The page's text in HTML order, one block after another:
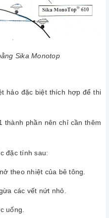
Sika Monotop
hảo đặc biệt thích hợp để thi
thành phần nên chỉ cần thêm
đặc tính sau:
theo nhiệt của bê tông.
các vết nứt nhỏ.
uống.